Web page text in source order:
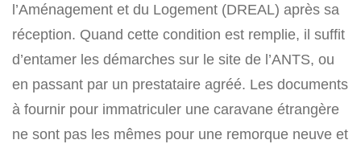
l’Aménagement et du Logement (DREAL) après sa
réception. Quand cette condition est remplie, il suffit
d’entamer les démarches sur le site de l’ANTS, ou
en passant par un prestataire agréé. Les documents
à fournir pour immatriculer une caravane étrangère
ne sont pas les mêmes pour une remorque neuve et